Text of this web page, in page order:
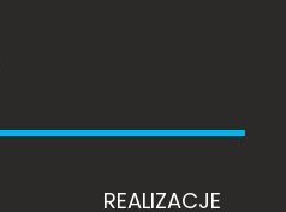
REALIZACJE